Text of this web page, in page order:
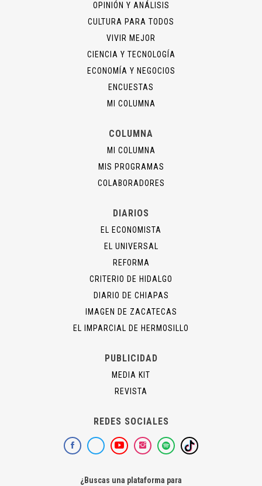
OPINIÓN Y ANÁLISIS
CULTURA PARA TODOS
VIVIR MEJOR
CIENCIA Y TECNOLOGÍA
ECONOMÍA Y NEGOCIOS
ENCUESTAS
MI COLUMNA
COLUMNA
MI COLUMNA
MIS PROGRAMAS
COLABORADORES
DIARIOS
EL ECONOMISTA
EL UNIVERSAL
REFORMA
CRITERIO DE HIDALGO
DIARIO DE CHIAPAS
IMAGEN DE ZACATECAS
EL IMPARCIAL DE HERMOSILLO
PUBLICIDAD
MEDIA KIT
REVISTA
REDES SOCIALES
¿Buscas una plataforma para